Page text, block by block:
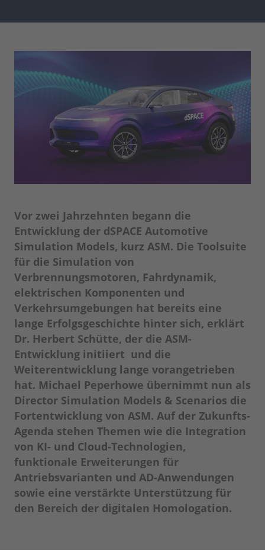
Vor zwei Jahrzehnten begann die
Entwicklung der dSPACE Automotive
Simulation Models, kurz ASM. Die Toolsuite
für die Simulation von
Verbrennungsmotoren, Fahrdynamik,
elektrischen Komponenten und
Verkehrsumgebungen hat bereits eine
lange Erfolgsgeschichte hinter sich, erklärt
Dr. Herbert Schütte, der die ASM-
Entwicklung initiiert und die
Weiterentwicklung lange vorangetrieben
hat. Michael Peperhowe übernimmt nun als
Director Simulation Models & Scenarios die
Fortentwicklung von ASM. Auf der Zukunfts-
Agenda stehen Themen wie die Integration
von KI- und Cloud-Technologien,
funktionale Erweiterungen für
Antriebsvarianten und AD-Anwendungen
sowie eine verstärkte Unterstützung für
den Bereich der digitalen Homologation.